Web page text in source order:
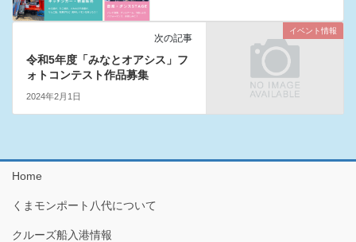
イベント情報
次の記事
令和5年度「みなとオアシス」フ
ォトコンテスト作品募集
2024年2月1日
Home
くまモンポート八代について
クルーズ船入港情報